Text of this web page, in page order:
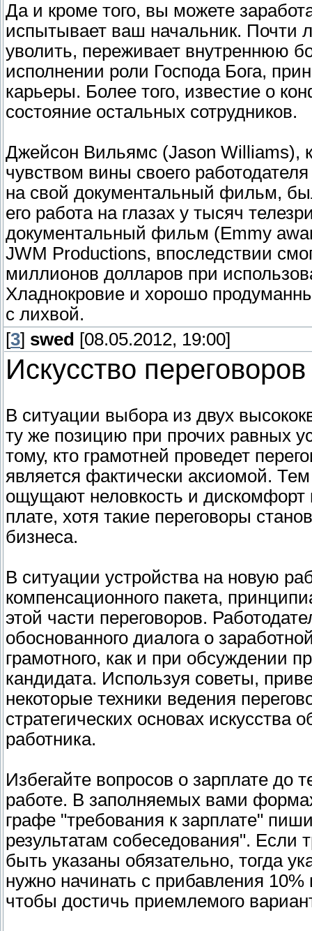
Да и кроме того, вы можете
испытывает ваш начальник. Почти
уволить, переживает внутреннюю
исполнении роли Господа Бога,
карьеры. Более того, известие о
состояние остальных сотрудников.
Джейсон Вильямс (Jason Williams),
чувством вины своего
на свой документальный фильм,
его работа на глазах у тысяч
документальный фильм (Emmy
JWM Productions, впоследствии
миллионов долларов при
Хладнокровие и хорошо
с лихвой.
[3] swed [08.05.2012, 19:00]
Искусство
В ситуации выбора из двух
ту же позицию при прочих равных
тому, кто грамотней проведет
является фактически аксиомой.
ощущают неловкость и дискомфорт
плате, хотя такие переговоры
бизнеса.
В ситуации устройства на новую
компенсационного пакета,
этой части переговоров.
обоснованного диалога о
грамотного, как и при обсуждении
кандидата. Используя советы,
некоторые техники ведения
стратегических основах искусства
работника.
Избегайте вопросов о зарплате до
работе. В заполняемых вами
графе "требования к зарплате"
результатам собеседования". Если
быть указаны обязательно, тогда
нужно начинать с прибавления
чтобы достичь приемлемого